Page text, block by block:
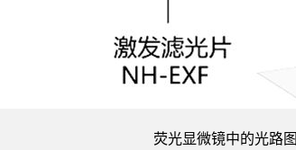
荧光显微镜中的光路图